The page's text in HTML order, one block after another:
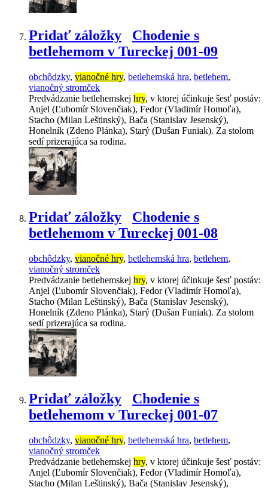
Pridať záložky
Chodenie s
betlehemom v Tureckej 001-09
obchôdzky, vianočné hry, betlehemská hra, betlehem,
vianočný stromček
Predvádzanie betlehemskej hry, v ktorej účinkuje šesť postáv:
Anjel (Ľubomír Slovenčiak), Fedor (Vladimír Homoľa),
Stacho (Milan Leštinský), Bača (Stanislav Jesenský),
Honelník (Zdeno Plánka), Starý (Dušan Funiak). Za stolom
sedí prizerajúca sa rodina.
Pridať záložky
Chodenie s
betlehemom v Tureckej 001-08
obchôdzky, vianočné hry, betlehemská hra, betlehem,
vianočný stromček
Predvádzanie betlehemskej hry, v ktorej účinkuje šesť postáv:
Anjel (Ľubomír Slovenčiak), Fedor (Vladimír Homoľa),
Stacho (Milan Leštinský), Bača (Stanislav Jesenský),
Honelník (Zdeno Plánka), Starý (Dušan Funiak). Za stolom
sedí prizerajúca sa rodina.
Pridať záložky
Chodenie s
betlehemom v Tureckej 001-07
obchôdzky, vianočné hry, betlehemská hra, betlehem,
vianočný stromček
Predvádzanie betlehemskej hry, v ktorej účinkuje šesť postáv:
Anjel (Ľubomír Slovenčiak), Fedor (Vladimír Homoľa),
Stacho (Milan Leštinský), Bača (Stanislav Jesenský),